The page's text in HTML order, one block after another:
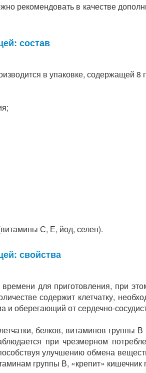
рекомендовать в качестве
состав
в упаковке, содержащей 8
С, Е, йод, селен).
свойства
для приготовления, при
содержит клетчатку,
оберегающий от сердечно-
белков, витаминов группы
при чрезмерном
улучшению обмена
группы В, «крепит» кишечник